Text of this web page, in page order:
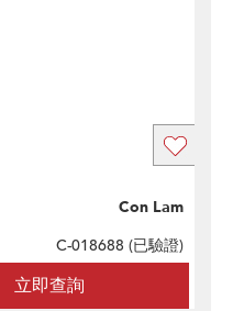
立即查詢
Con Lam
C-018688 (已驗證)